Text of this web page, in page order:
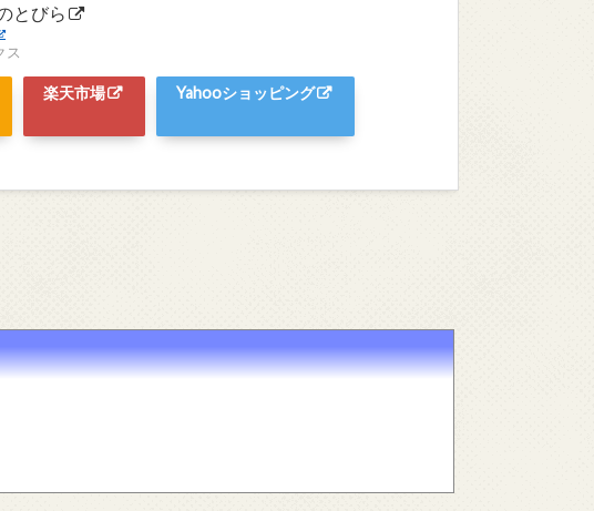
とびら
ス
楽天市場 Yahooショッピング